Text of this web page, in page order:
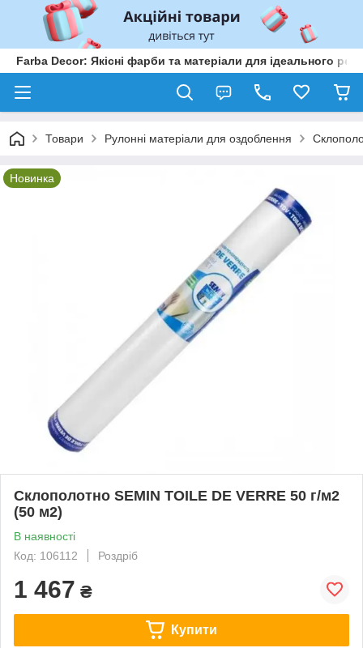
Farba Decor: Якісні фарби та матеріали для ідеального
Товари Рулонні матеріали для оздоблення
Новинка
Склополотно SEMIN TOILE DE VERRE 50 г/м2
(50 м2)
В наявності
Код: 106112
Роздріб
1 467 ₴
Купити